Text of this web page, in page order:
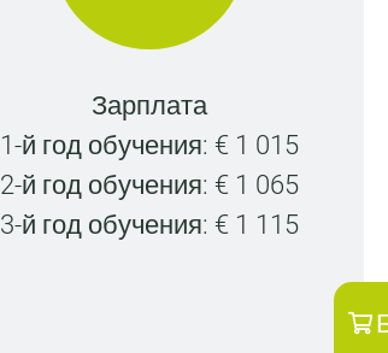
Зарплата
1-й год обучения: € 1 015
2-й год обучения: € 1 065
3-й год обучения: € 1 115